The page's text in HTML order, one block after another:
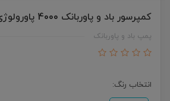
کمپرسور باد و پاوربانک 4000 پاورولوژی مدل pp055
پمپ باد و پاوربانک
انتخاب رنگ: